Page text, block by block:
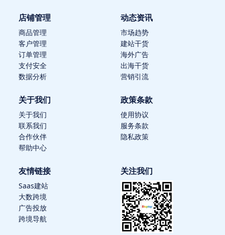
店铺管理
商品管理
客户管理
订单管理
支付安全
数据分析
动态资讯
市场趋势
建站干货
海外广告
出海干货
营销引流
关于我们
关于我们
联系我们
合作伙伴
帮助中心
政策条款
使用协议
服务条款
隐私政策
友情链接
Saas建站
大数跨境
广告投放
跨境导航
关注我们